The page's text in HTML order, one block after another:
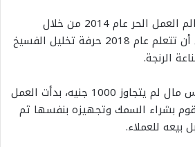
انطلقت أم فيروز في عالم العمل الحر عام 2014 من خلال
التجارة الإلكترونية، قبل أن تتعلم عام 2018 حرفة تخليل الفسيخ
الرنجة.
وبإمكانيات محدودة ورأس مال لم يتجاوز 1000 جنيه، بدأت العمل
بشراء السمك وتجهيزه بنفسها ثم